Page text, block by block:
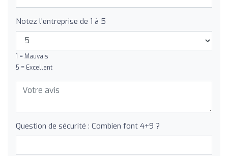
Notez l'entreprise de 1 à 5
1 = Mauvais
5 = Excellent
Question de sécurité : Combien font 4+9 ?